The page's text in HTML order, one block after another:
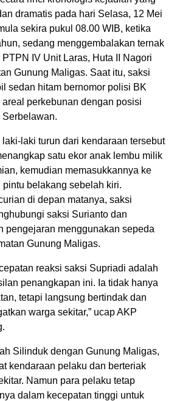
dramatis pada hari Selasa, 12 Mei
sekira pukul 08.00 WIB, ketika
sedang menggembalakan ternak
IV Unit Laras, Huta II Nagori
Gunung Maligas. Saat itu, saksi
sedan hitam bernomor polisi BK
perkebunan dengan posisi
Serbelawan.
laki turun dari kendaraan tersebut
satu ekor anak lembu milik
kemudian memasukkannya ke
belakang sebelah kiri.
di depan matanya, saksi
saksi Surianto dan
pengejaran menggunakan sepeda
Gunung Maligas.
reaksi saksi Supriadi adalah
penangkapan ini. Ia tidak hanya
tetapi langsung bertindak dan
warga sekitar,” ucap AKP
Silinduk dengan Gunung Maligas,
kendaraan pelaku dan berteriak
Namun para pelaku tetap
dalam kecepatan tinggi untuk